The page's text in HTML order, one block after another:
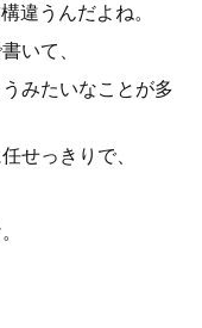
違うんだよね。
いて、
みたいなことが多
せっきりで、